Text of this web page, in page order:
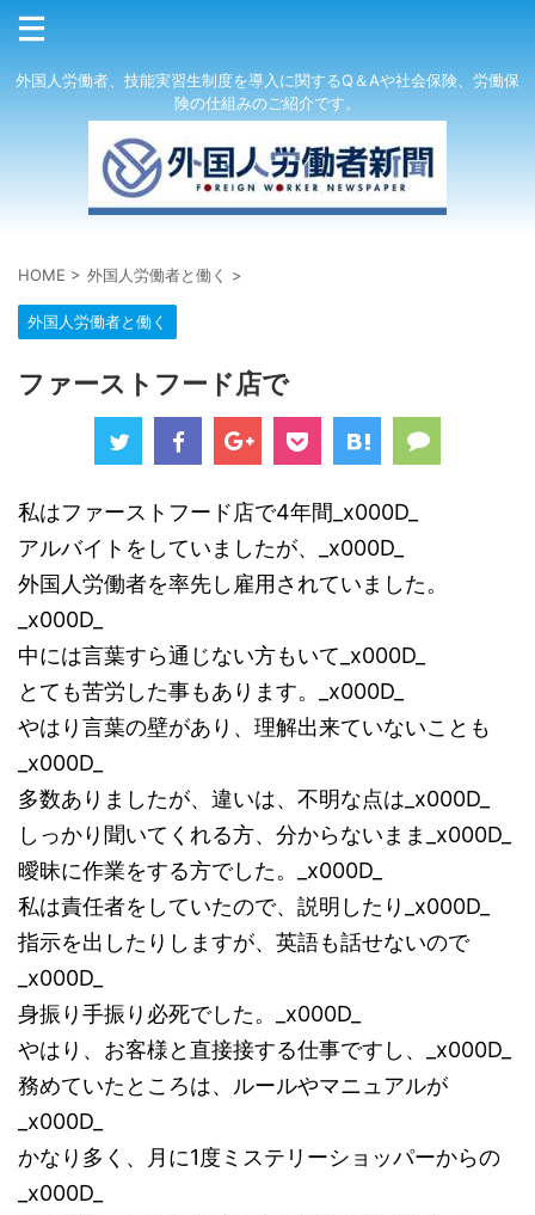
外国人労働者、技能実習生制度を導入に関するQ＆Aや社会保険、労働保
険の仕組みのご紹介です。
HOME > 外国人労働者と働く >
外国人労働者と働く
ファーストフード店で
私はファーストフード店で4年間_x000D_
アルバイトをしていましたが、_x000D_
外国人労働者を率先し雇用されていました。
_x000D_
中には言葉すら通じない方もいて_x000D_
とても苦労した事もあります。_x000D_
やはり言葉の壁があり、理解出来ていないことも
_x000D_
多数ありましたが、違いは、不明な点は_x000D_
しっかり聞いてくれる方、分からないまま_x000D_
曖昧に作業をする方でした。_x000D_
私は責任者をしていたので、説明したり_x000D_
指示を出したりしますが、英語も話せないので
_x000D_
身振り手振り必死でした。_x000D_
やはり、お客様と直接接する仕事ですし、_x000D_
務めていたところは、ルールやマニュアルが
_x000D_
かなり多く、月に1度ミステリーショッパーからの
_x000D_